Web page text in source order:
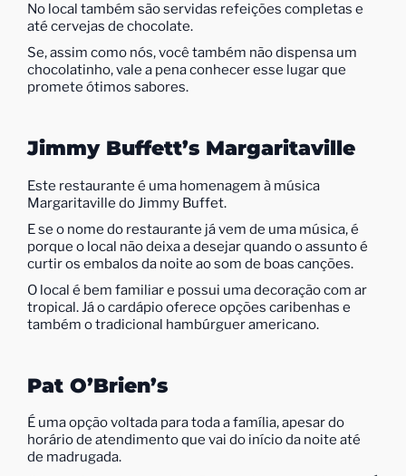
No local também são servidas refeições completas e
até cervejas de chocolate.
Se, assim como nós, você também não dispensa um
chocolatinho, vale a pena conhecer esse lugar que
promete ótimos sabores.
Jimmy Buffett’s Margaritaville
Este restaurante é uma homenagem à música
Margaritaville do Jimmy Buffet.
E se o nome do restaurante já vem de uma música, é
porque o local não deixa a desejar quando o assunto é
curtir os embalos da noite ao som de boas canções.
O local é bem familiar e possui uma decoração com ar
tropical. Já o cardápio oferece opções caribenhas e
também o tradicional hambúrguer americano.
Pat O’Brien’s
É uma opção voltada para toda a família, apesar do
horário de atendimento que vai do início da noite até
de madrugada.